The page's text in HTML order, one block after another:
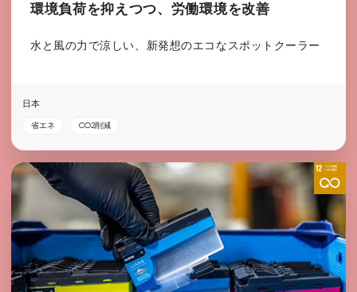
環境負荷を抑えつつ、労働環境を改善
水と風の力で涼しい、新発想のエコなスポットクーラー
日本
省エネ CO2削減